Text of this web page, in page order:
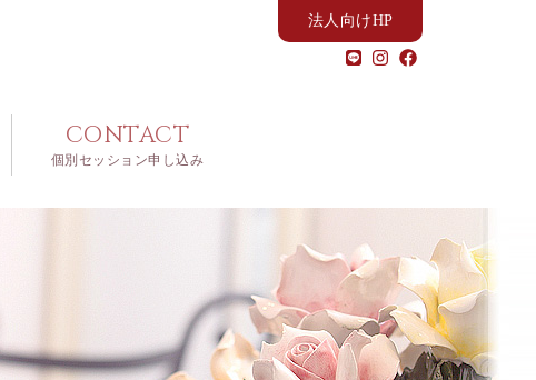
法人向けHP
CONTACT
個別セッション申し込み